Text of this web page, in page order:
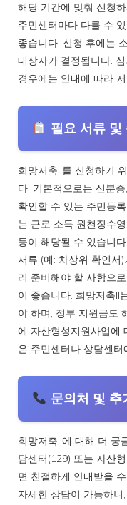
해당 기간에 맞춰 신청
주민센터마다 다를 수
좋습니다. 신청 후에는
대상자가 결정됩니다.
경우에는 안내에 따라
필요 서류 및
희망저축II를 신청하기
다. 기본적으로는 신분
확인할 수 있는 주민등
는 근로 소득 원천징수
등이 해당될 수 있습니
서류 (예: 차상위 확인서
리 준비해야 할 사항으
이 좋습니다. 희망저축II
야 하며, 정부 지원금도
에 자산형성지원사업에
은 주민센터나 상담센
문의처 및 추
희망저축II에 대해 더 궁
담센터(129) 또는 자산
면 친절하게 안내받을
자세한 상담이 가능하